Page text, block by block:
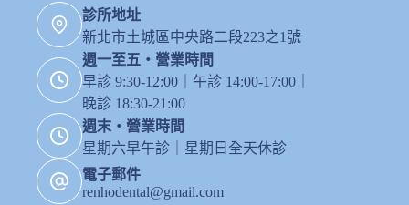
診所地址
新北市土城區中央路二段223之1號
週一至五・營業時間
早診 9:30-12:00｜午診 14:00-17:00｜
晚診 18:30-21:00
週末・營業時間
星期六早午診｜星期日全天休診
電子郵件
renhodental@gmail.com